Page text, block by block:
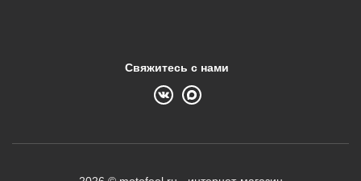
Свяжитесь с нами